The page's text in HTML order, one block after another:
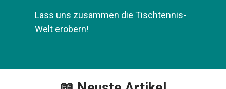
Tischtennis-Welt erobern!
📖 Neuste Artikel